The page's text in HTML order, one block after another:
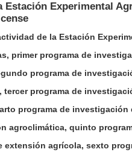
Estación Experimental
de la Estación
primer programa de
programa de
tercer programa de
programa de investigación
agroclimática, quinto
extensión agrícola, sexto